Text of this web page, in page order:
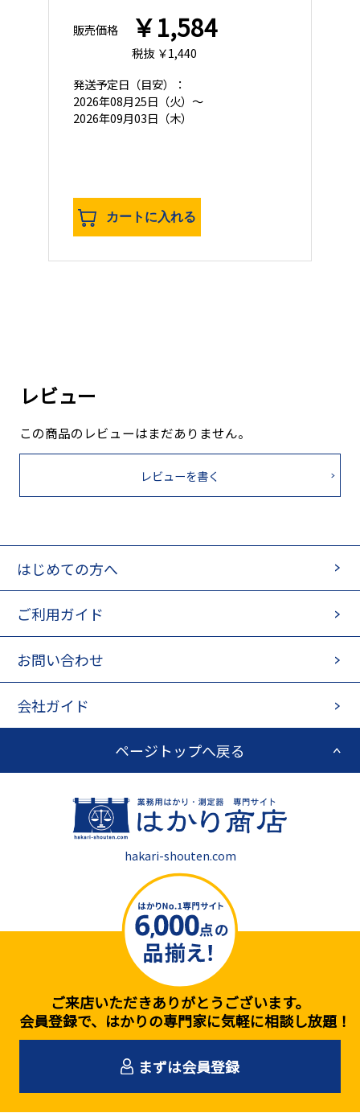
販売価格 ￥1,584
税抜 ￥1,440
発送予定日 （目安）：
2026年08月25日（火）～
2026年09月03日（木）
カートに入れる
レビュー
この商品のレビューはまだありません。
レビューを書く
ご来店いただきありがとうございます。
会員登録で、はかりの専門家に気軽に相談し放題！
まずは会員登録
はじめての方へ
ご利用ガイド
お問い合わせ
会社ガイド
ページトップへ戻る
hakari-shouten.com